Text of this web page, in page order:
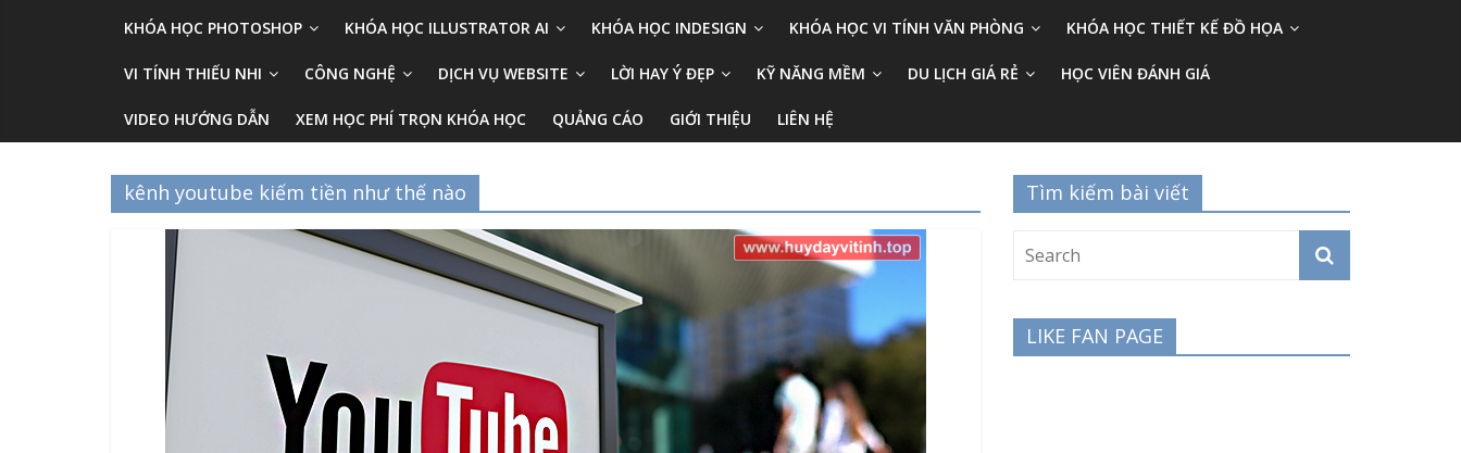
KHÓA HỌC PHOTOSHOP KHÓA HỌC ILLUSTRATOR AI KHÓA HỌC INDESIGN KHÓA HỌC VI TÍNH VĂN PHÒNG KHÓA HỌC THIẾT KẾ ĐỒ HỌA
VI TÍNH THIẾU NHI CÔNG NGHỆ DỊCH VỤ WEBSITE LỜI HAY Ý ĐẸP KỸ NĂNG MỀM DU LỊCH GIÁ RẺ HỌC VIÊN ĐÁNH GIÁ
VIDEO HƯỚNG DẪN XEM HỌC PHÍ TRỌN KHÓA HỌC QUẢNG CÁO GIỚI THIỆU LIÊN HỆ
kênh youtube kiếm tiền như thế nào Tìm kiếm bài viết
LIKE FAN PAGE